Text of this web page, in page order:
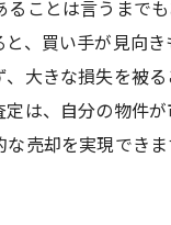
ことは言うまで
、買い手が見向
大きな損失を被
は、自分の物件
売却を実現でき